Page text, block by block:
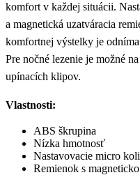
komfort v každej situácii.
a magnetická uzatváracia
komfortnej výstelky je
Pre nočné lezenie je možné
upínacích klipov.
Vlastnosti:
ABS škrupina
Nízka hmotnosť
Nastavovacie micro
Remienok s